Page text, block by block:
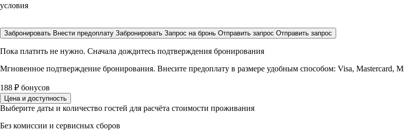
условия
Забронировать Внести предоплату Забронировать Запрос на бронь Отправить запрос Отправить запрос
Пока платить не нужно. Сначала дождитесь подтверждения бронирования
Мгновенное подтверждение бронирования. Внесите предоплату в размере удобным способом: Visa, Mastercard,
188 ₽ бонусов
Цена и доступность
Выберите даты и количество гостей для расчёта стоимости проживания
Без комиссии и сервисных сборов